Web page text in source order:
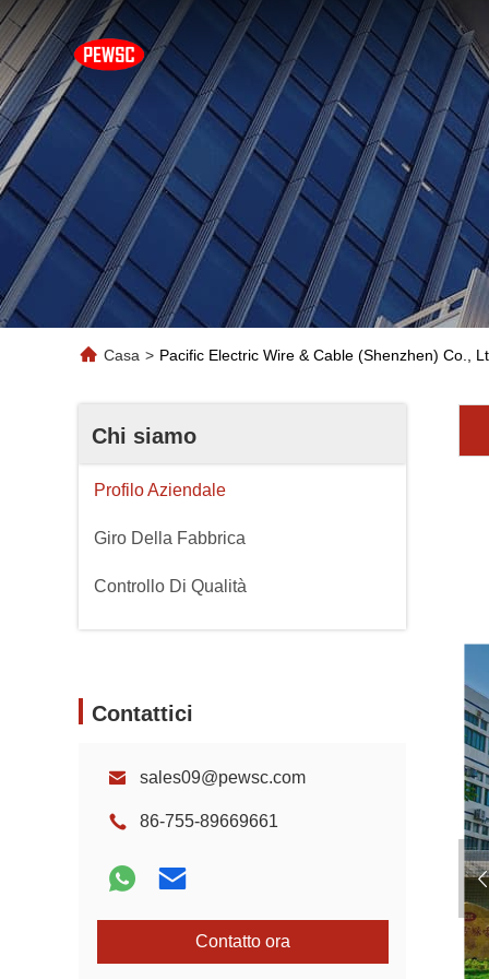
Casa > Pacific Electric Wire & Cable (Shenzhen) Co.,
Chi siamo
Profilo Aziendale
Giro Della Fabbrica
Controllo Di Qualità
Contattici
sales09@pewsc.com
86-755-89669661
Contatto ora